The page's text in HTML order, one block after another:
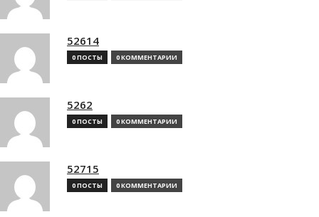
52614
0 ПОСТЫ 0 КОММЕНТАРИИ
5262
0 ПОСТЫ 0 КОММЕНТАРИИ
52715
0 ПОСТЫ 0 КОММЕНТАРИИ